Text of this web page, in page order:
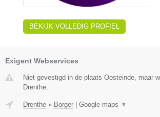
BEKIJK VOLLEDIG PROFIEL
Exigent Webservices
Niet gevestigd in de plaats Oosteinde, maar
Drenthe.
Drenthe » Borger Google maps ▼